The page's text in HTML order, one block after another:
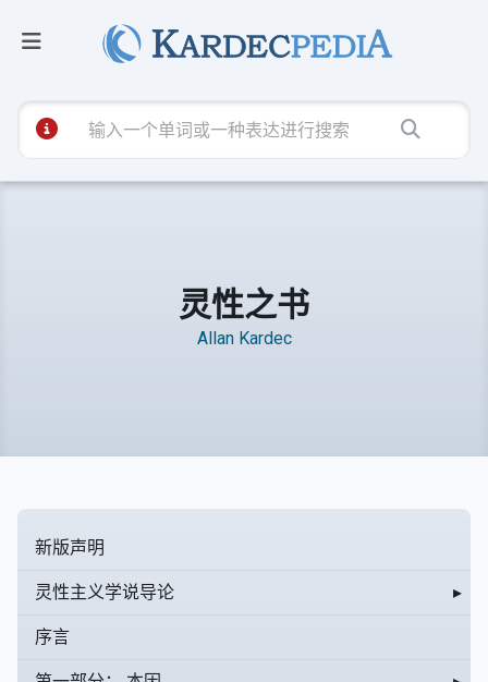
灵性之书
Allan Kardec
新版声明
灵性主义学说导论 ▸
序言